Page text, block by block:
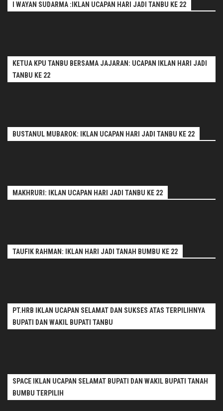
I WAYAN SUDARMA :IKLAN UCAPAN HARI JADI TANBU KE 22
KETUA KPU TANBU BERSAMA JAJARAN: UCAPAN IKLAN HARI JADI
TANBU KE 22
BUSTANUL MUBAROK: IKLAN UCAPAN HARI JADI TANBU KE 22
MAKHRURI: IKLAN UCAPAN HARI JADI TANBU KE 22
TAUFIK RAHMAN: IKLAN HARI JADI TANAH BUMBU KE 22
PT.HRB IKLAN UCAPAN SELAMAT DAN SUKSES ATAS TERPILIHNYA
BUPATI DAN WAKIL BUPATI TANBU
SPACE IKLAN UCAPAN SELAMAT BUPATI DAN WAKIL BUPATI TANAH
BUMBU TERPILIH